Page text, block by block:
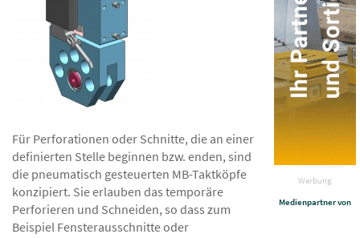
Werbung
Medienpartner von
Für Perforationen oder Schnitte, die an einer
definierten Stelle beginnen bzw. enden, sind
die pneumatisch gesteuerten MB-Taktköpfe
konzipiert. Sie erlauben das temporäre
Perforieren und Schneiden, so dass zum
Beispiel Fensterausschnitte oder